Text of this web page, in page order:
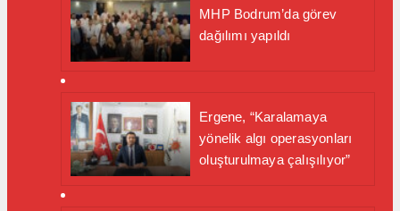
MHP Bodrum’da görev
dağılımı yapıldı
Ergene, “Karalamaya
yönelik algı operasyonları
oluşturulmaya çalışılıyor”